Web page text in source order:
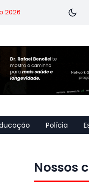
2026
Polícia
Nossos